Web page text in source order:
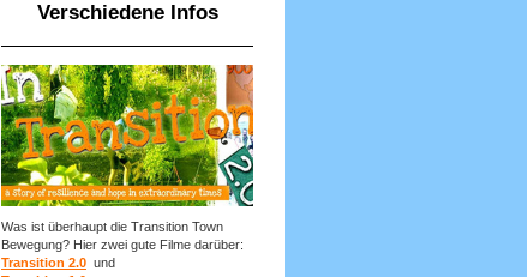
Verschiedene Infos
Was ist überhaupt die Transition Town
Bewegung? Hier zwei gute Filme darüber:
Transition 2.0 und